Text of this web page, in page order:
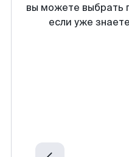
вы можете выбрать
если уже